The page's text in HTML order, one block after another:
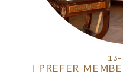
I PREFER
VIP OFFER